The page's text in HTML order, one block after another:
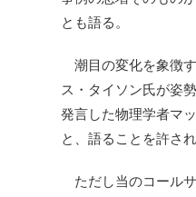
とも語る。
潮目の変化を象徴
ス・タイソン氏が姿
発言した物理学者マ
と、語ることを許さ
ただし当のコール